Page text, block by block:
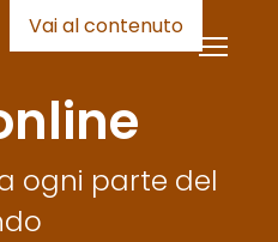
Vai al contenuto
ogni parte del